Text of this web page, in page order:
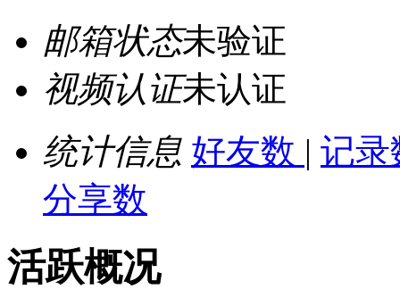
邮箱状态未验证
视频认证未认证
统计信息 好友数 | 记
分享数
活跃概况